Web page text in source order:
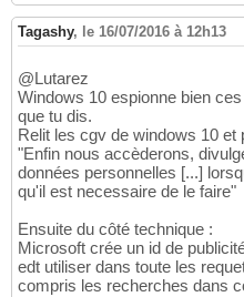
Tagashy, le 16/07/2016 à 12h13
@Lutarez
Windows 10 espionne bien
que tu dis.
Relit les cgv de windows 10
"Enfin nous accèderons,
données personnelles [...]
qu'il est necessaire de le faire"
Ensuite du côté technique :
Microsoft crée un id de
edt utiliser dans toute les
compris les recherches dans